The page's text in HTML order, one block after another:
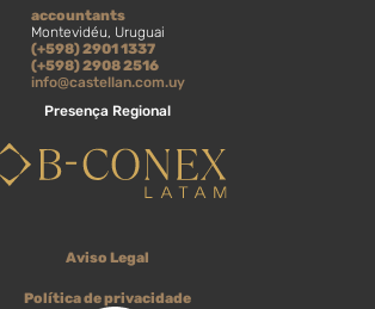
Aviso Legal
Política de privacidade
Presença Regional
accountants
Montevidéu, Uruguai
(+598) 2901 1337
(+598) 2908 2516
info@castellan.com.uy